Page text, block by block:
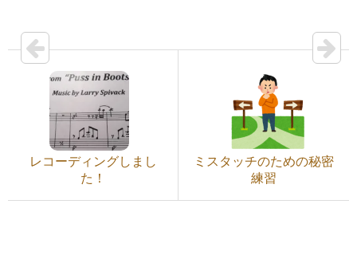
レコーディングしまし
た！
ミスタッチのための秘密
練習